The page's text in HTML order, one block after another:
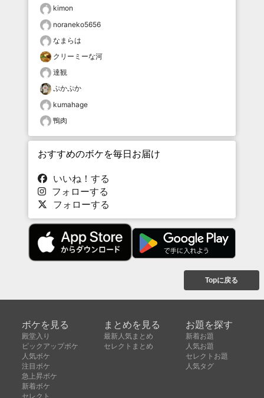
kimon
noraneko5656
なまらは
クリーミーな河
達観
ぷかぷか
kumahage
鴨肉
おすすめのボケを毎日お届け
いいね！する
フォローする
フォローする
Topに戻る
ボケを見る
殿堂入り
ピックアップボケ
人気ボケ
注目ボケ
急上昇ボケ
新着ボケ
セレクト
まとめを見る
最新人気まとめ
セレクトまとめ
お題を探す
新着お題
人気お題
セレクトお題
人気タグ